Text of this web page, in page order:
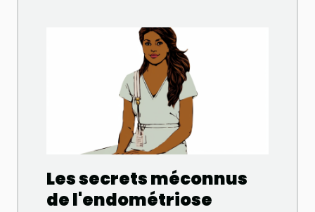
Les secrets méconnus
de l'endométriose